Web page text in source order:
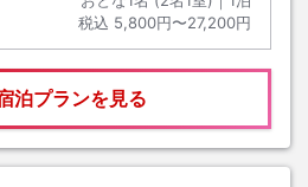
税込 5,800円〜27,200円
泊プランを見る